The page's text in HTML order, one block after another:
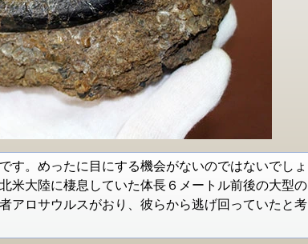
す。めったに目にする機会がないのではないでしょ
米大陸に棲息していた体長６メートル前後の大型の
アロサウルスがおり、彼らから逃げ回っていたと考